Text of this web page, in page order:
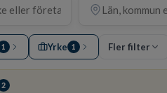
1 Yrke 1 Fler filter
2